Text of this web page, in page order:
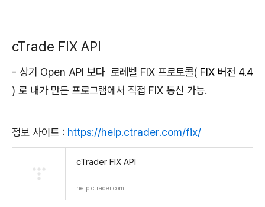
cTrade FIX API
- 상기 Open API 보다 로레벨 FIX 프로토콜( FIX 버전 4.4
) 로 내가 만든 프로그램에서 직접 FIX 통신 가능.
정보 사이트 : https://help.ctrader.com/fix/
cTrader FIX API
help.ctrader.com